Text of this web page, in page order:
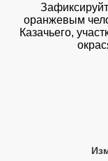
оранжевым
Казачьего,